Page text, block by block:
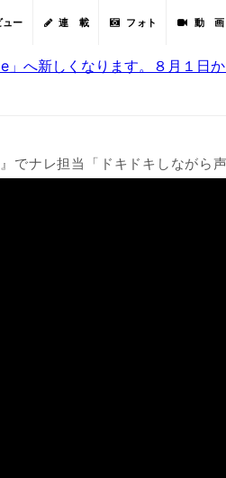
ュー 連 載 フォト 動 画
へ新しくなります。８月１日
でナレ担当「ドキドキしながら声